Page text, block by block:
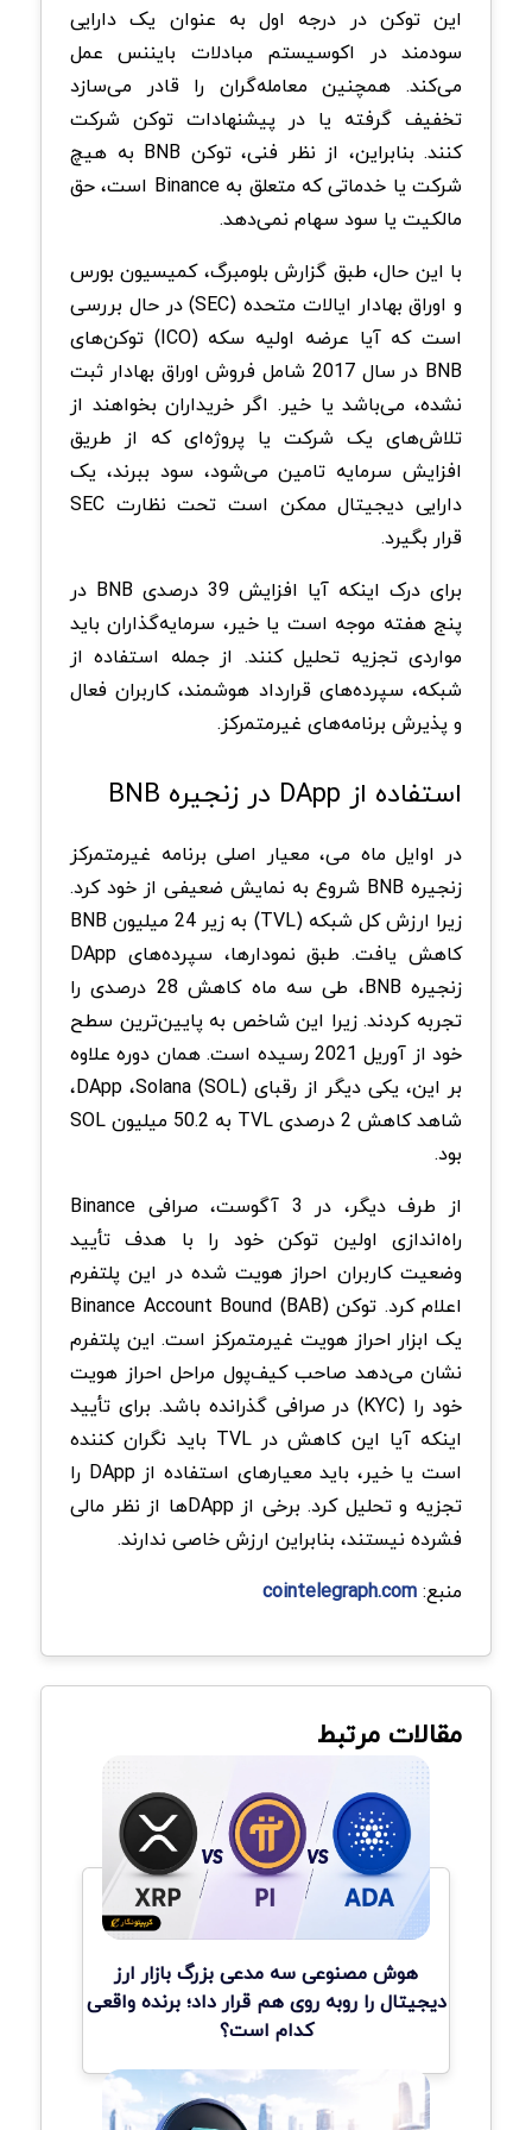
این توکن در درجه اول به عنوان یک دارایی
سودمند در اکوسیستم مبادلات بایننس عمل
می‌کند. همچنین معامله‌گران را قادر می‌سازد
تخفیف گرفته یا در پیشنهادات توکن شرکت
کنند. بنابراین، از نظر فنی، توکن BNB به هیچ
شرکت یا خدماتی که متعلق به Binance است، حق
مالکیت یا سود سهام نمی‌دهد.
با این حال، طبق گزارش بلومبرگ، کمیسیون بورس
و اوراق بهادار ایالات متحده (SEC) در حال بررسی
است که آیا عرضه اولیه سکه (ICO) توکن‌های
BNB در سال 2017 شامل فروش اوراق بهادار ثبت
نشده، می‌باشد یا خیر. اگر خریداران بخواهند از
تلاش‌های یک شرکت یا پروژه‌ای که از طریق
افزایش سرمایه تامین می‌شود، سود ببرند، یک
دارایی دیجیتال ممکن است تحت نظارت SEC
قرار بگیرد.
برای درک اینکه آیا افزایش 39 درصدی BNB در
پنج هفته موجه است یا خیر، سرمایه‌گذاران باید
مواردی تجزیه تحلیل کنند. از جمله استفاده از
شبکه، سپرده‌های قرارداد هوشمند، کاربران فعال
و پذیرش برنامه‌های غیرمتمرکز.
استفاده از DApp در زنجیره BNB
در اوایل ماه می، معیار اصلی برنامه غیرمتمرکز
زنجیره BNB شروع به نمایش ضعیفی از خود کرد.
زیرا ارزش کل شبکه (TVL) به زیر 24 میلیون BNB
کاهش یافت. طبق نمودارها، سپرده‌های DApp
زنجیره BNB، طی سه ماه کاهش 28 درصدی را
تجربه کردند‌. زیرا این شاخص به پایین‌ترین سطح
خود از آوریل 2021 رسیده است. همان دوره علاوه
بر این، یکی دیگر از رقبای DApp ،Solana (SOL)،
شاهد کاهش 2 درصدی TVL به 50.2 میلیون SOL
بود.
از طرف دیگر، در 3 آگوست، صرافی Binance
راه‌اندازی اولین توکن خود را با هدف تأیید
وضعیت کاربران احراز هویت شده در این پلتفرم
اعلام کرد. توکن Binance Account Bound (BAB)
یک ابزار احراز هویت غیرمتمرکز است. این پلتفرم
نشان می‌دهد صاحب کیف‌پول مراحل احراز هویت
خود را (KYC) در صرافی گذرانده باشد. برای تأیید
اینکه آیا این کاهش در TVL باید نگران کننده
است یا خیر، باید معیارهای استفاده از DApp را
تجزیه و تحلیل کرد. برخی از DAppها از نظر مالی
فشرده نیستند، بنابراین ارزش خاصی ندارند.
منبع:cointelegraph.com
مقالات مرتبط
هوش مصنوعی سه مدعی بزرگ بازار ارز
دیجیتال را روبه روی هم قرار داد؛ برنده واقعی
کدام است؟